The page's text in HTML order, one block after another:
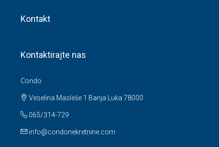
Kontakt
Kontaktirajte nas
Condo
Veselina Masleše 1 Banja Luka 78000
065/314-729
info@condonekretnine.com